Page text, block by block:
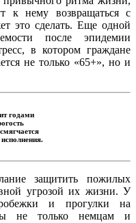
к нему возвращаться с
это сделать. Еще одной
после эпидемии
в котором граждане
не только «65+», но и
годами
защитить пожилых
угрозой их жизни. У
и прогулки на
не только немцам и